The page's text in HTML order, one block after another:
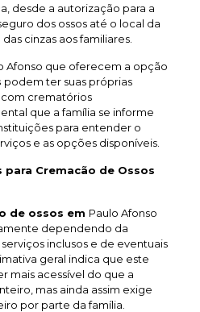
desde a autorização para a
dos ossos até o local da
cinzas aos familiares.
Afonso que oferecem a opção
podem ter suas próprias
crematórios
que a família se informe
para entender o
e as opções disponíveis.
Cremacão de Ossos
de ossos em Paulo Afonso
dependendo da
inclusos e de eventuais
geral indica que este
mais acessível do que a
mas ainda assim exige
por parte da família.